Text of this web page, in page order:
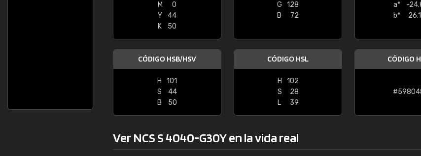
M
0
Y
44
K
50
G
128
B
72
a*
-
b*
CÓDIGO HSB/HSV
H
101
S
44
B
50
CÓDIGO HSL
H
102
S
28
L
39
CÓDIGO
Ver NCS S 4040-G30Y en la vida real